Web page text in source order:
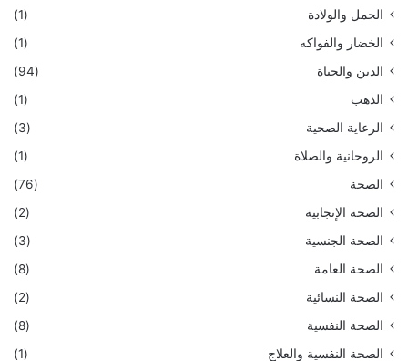
الحمل والولادة
(1)
الخضار والفواكه
(1)
الدين والحياة
(94)
الذهب
(1)
الرعاية الصحية
(3)
الروحانية والصلاة
(1)
الصحة
(76)
الصحة الإنجابية
(2)
الصحة الجنسية
(3)
الصحة العامة
(8)
الصحة النسائية
(2)
الصحة النفسية
(8)
الصحة النفسية والعلاج
(1)